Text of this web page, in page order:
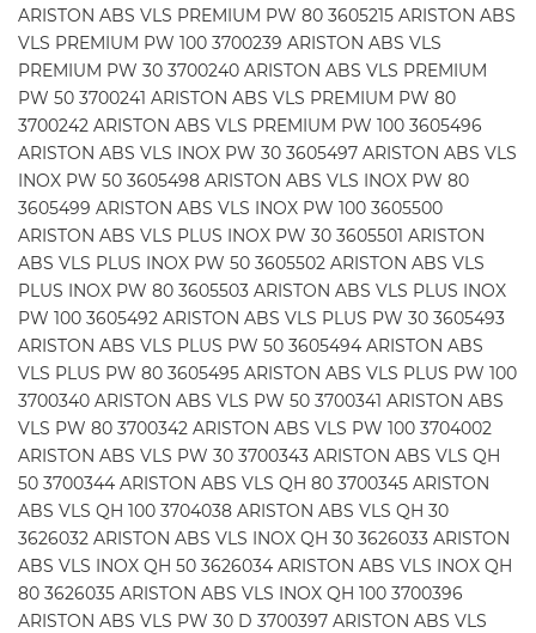
ARISTON ABS VLS PREMIUM PW 80 3605215 ARISTON ABS
VLS PREMIUM PW 100 3700239 ARISTON ABS VLS
PREMIUM PW 30 3700240 ARISTON ABS VLS PREMIUM
PW 50 3700241 ARISTON ABS VLS PREMIUM PW 80
3700242 ARISTON ABS VLS PREMIUM PW 100 3605496
ARISTON ABS VLS INOX PW 30 3605497 ARISTON ABS VLS
INOX PW 50 3605498 ARISTON ABS VLS INOX PW 80
3605499 ARISTON ABS VLS INOX PW 100 3605500
ARISTON ABS VLS PLUS INOX PW 30 3605501 ARISTON
ABS VLS PLUS INOX PW 50 3605502 ARISTON ABS VLS
PLUS INOX PW 80 3605503 ARISTON ABS VLS PLUS INOX
PW 100 3605492 ARISTON ABS VLS PLUS PW 30 3605493
ARISTON ABS VLS PLUS PW 50 3605494 ARISTON ABS
VLS PLUS PW 80 3605495 ARISTON ABS VLS PLUS PW 100
3700340 ARISTON ABS VLS PW 50 3700341 ARISTON ABS
VLS PW 80 3700342 ARISTON ABS VLS PW 100 3704002
ARISTON ABS VLS PW 30 3700343 ARISTON ABS VLS QH
50 3700344 ARISTON ABS VLS QH 80 3700345 ARISTON
ABS VLS QH 100 3704038 ARISTON ABS VLS QH 30
3626032 ARISTON ABS VLS INOX QH 30 3626033 ARISTON
ABS VLS INOX QH 50 3626034 ARISTON ABS VLS INOX QH
80 3626035 ARISTON ABS VLS INOX QH 100 3700396
ARISTON ABS VLS PW 30 D 3700397 ARISTON ABS VLS